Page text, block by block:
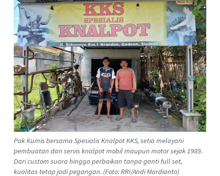
Pak Kumis bersama Spesialis Knalpot KKS, setia melayani
pembuatan dan servis knalpot mobil maupun motor sejak 1989.
Dari custom suara hingga perbaikan tanpa ganti full set,
kualitas tetap jadi pegangan. (Foto: RRI/Andi Mardianto)